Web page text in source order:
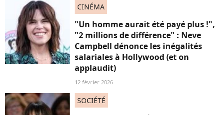
CINÉMA
"Un homme aurait été payé plus !",
"2 millions de différence" : Neve
Campbell dénonce les inégalités
salariales à Hollywood (et on
applaudit)
12 février 2026
SOCIÉTÉ